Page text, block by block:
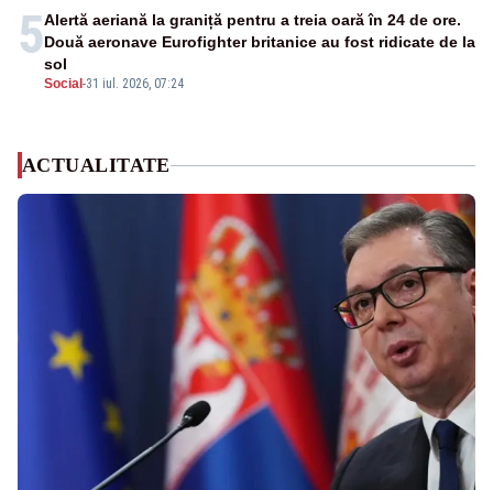
5
Social -31 iul. 2026, 07:24
Alertă aeriană la graniță pentru a treia oară în 24 de ore.
Două aeronave Eurofighter britanice au fost ridicate de la
sol
ACTUALITATE